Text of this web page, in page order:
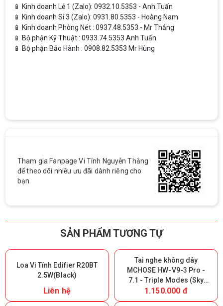
📱 Kinh doanh Lẻ 1 (Zalo): 0932.10.5353 - Anh.Tuấn
📱 Kinh doanh Sỉ 3 (Zalo): 0931.80.5353 - Hoàng Nam
📱 Kinh doanh Phòng Nét : 0937.48.5353 - Mr Thắng
📱 Bộ phận Kỹ Thuật : 0933.74.5353 Anh Tuấn
📱 Bộ phận Bảo Hành : 0908.82.5353 Mr Hùng
Tham gia Fanpage Vi Tính Nguyễn Thắng
để theo dõi nhiều ưu đãi dành riêng cho
bạn
SẢN PHẨM TƯƠNG TỰ
Loa Vi Tính Edifier R20BT
2.5W(Black)
Liên hệ
Tai nghe không dây
MCHOSE HW-V9-3 Pro -
7.1 - Triple Modes (Sky
White) (Giữ lại Box để bảo
hành)
1.150.000 đ